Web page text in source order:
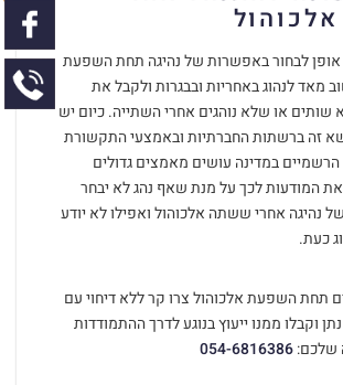
אופן לבחור באפשרות של נהיגה תחת השפעת
מאד לנהוג באחריות ובבגרות ולקבל את
או שלא נוהגים אחרי השתייה. כיום יש
זה ברשתות החברתיות ובאמצעי התקשורת
הרשמיים במדינה עושים מאמצים גדולים
המודעות לכך על מנת שאף נהג לא יבחר
נהיגה אחרי ששתה אלכוהול ואפילו לא יודע
כעת.
תחת השפעת אלכוהול צרו קר ללא דיחוי עם
וקבלו ממנו ייעוץ בנוגע לדרך ההתמודדות
שלכם:054-6816386